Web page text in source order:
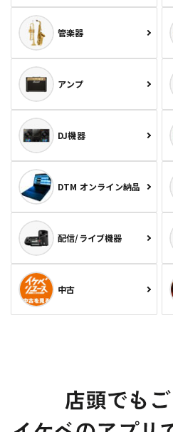
管楽器
アンプ
DJ機器
DTM オンライン納品
配信/ライブ機器
中古